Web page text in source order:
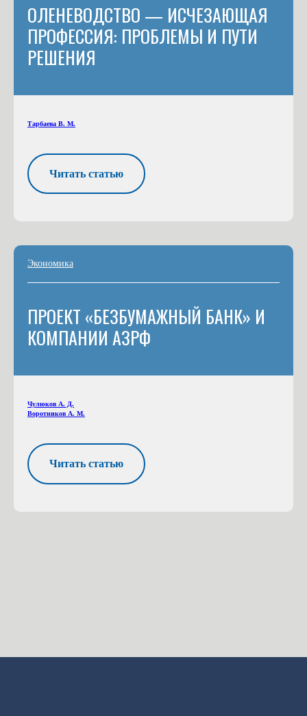
ОЛЕНЕВОДСТВО — ИСЧЕЗАЮЩАЯ
ПРОФЕССИЯ: ПРОБЛЕМЫ И ПУТИ
РЕШЕНИЯ
Тарбаева В. М.
Читать статью
Экономика
ПРОЕКТ «БЕЗБУМАЖНЫЙ БАНК» И
КОМПАНИИ АЗРФ
Чулюков А. Д.
Воротников А. М.
Читать статью